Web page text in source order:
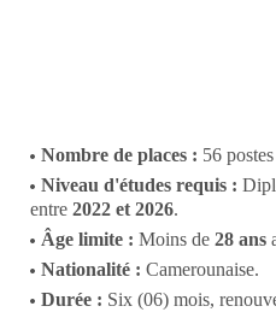
Nombre de places : 56
Niveau d'études requis :
entre 2022 et 2026.
Âge limite : Moins de 28 ans
Nationalité : Camerounaise.
Durée : Six (06) mois,